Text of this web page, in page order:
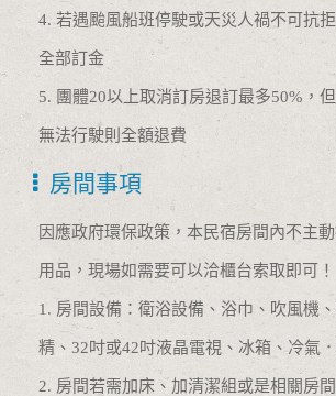
4. 若遇颱風船班停駛或天災人禍不可抗
全部訂金
5. 團體20以上取消訂房退訂最多50%，
無法行駛則全額退費
房間事項
因應政府環保政策，本民宿房間內不主
用品，現場如需要可以洽櫃台索取即可！
1. 房間設備：衛浴設備、浴巾、吹風機
精、32吋或42吋液晶電視、冰箱、冷氣
2. 房間若需加床、加清潔組或是相關房